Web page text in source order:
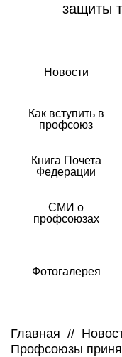
защиты
Новости
Как вступить в
профсоюз
Книга Почета
Федерации
СМИ о
профсоюзах
Фотогалерея
Главная //
Профсоюзы